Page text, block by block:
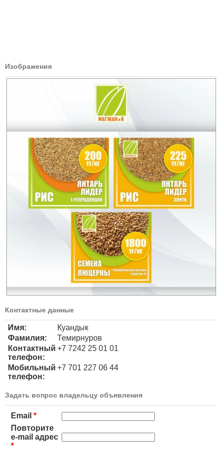
Изображения
Контактные данные
Имя:
Куандык
Фамилия:
Темирнуров
Контактный
телефон:
+7 7242 25 01 01
Мобильный
телефон:
+7 701 227 06 44
Задать вопрос владельцу объявления
Email *
Повторите
e-mail адрес
*